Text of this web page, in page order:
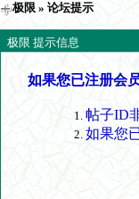
极限 » 论坛提示
极限 提示信息
如果您已注册会
帖子ID
如果您